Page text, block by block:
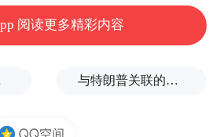
－82213033、0731－
阅读更多精彩内容
与特朗普关联的美石油公司拟在格陵兰岛钻探，岛政府强烈警告